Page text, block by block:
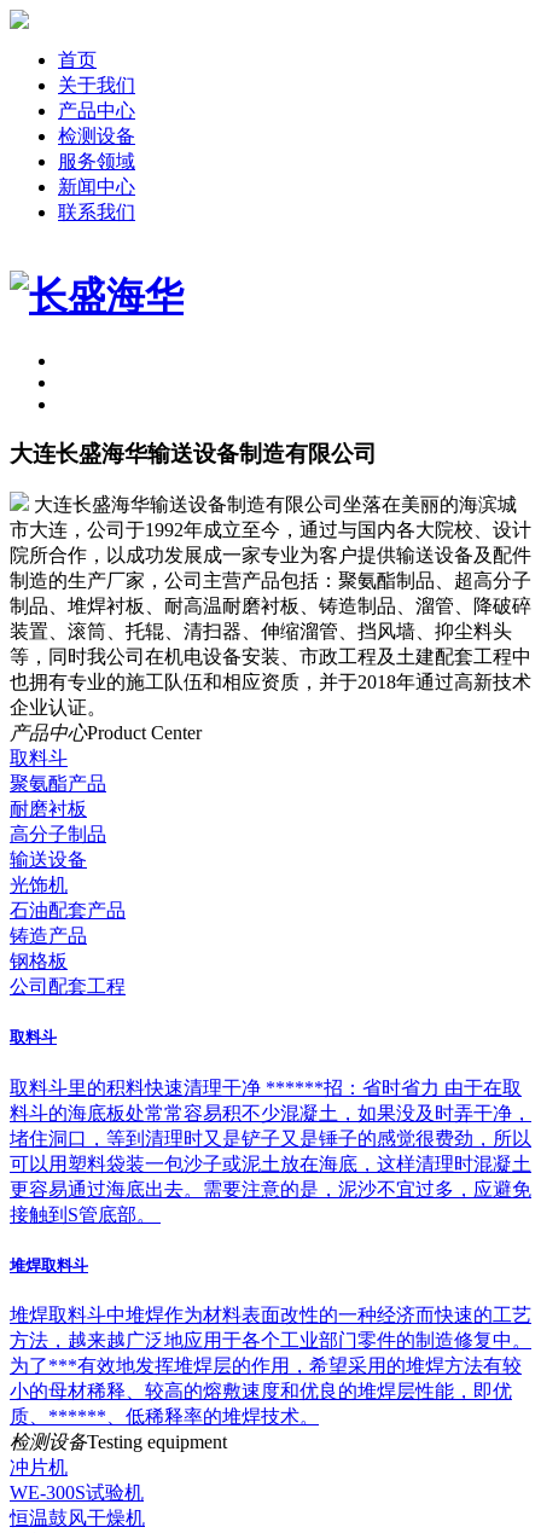
首页
关于我们
产品中心
检测设备
服务领域
新闻中心
联系我们
大连长盛海华输送设备制造有限公司
大连长盛海华输送设备制造有限公司坐落在美丽的海滨城
市大连，公司于1992年成立至今，通过与国内各大院校、设计
院所合作，以成功发展成一家专业为客户提供输送设备及配件
制造的生产厂家，公司主营产品包括：聚氨酯制品、超高分子
制品、堆焊衬板、耐高温耐磨衬板、铸造制品、溜管、降破碎
装置、滚筒、托辊、清扫器、伸缩溜管、挡风墙、抑尘料头
等，同时我公司在机电设备安装、市政工程及土建配套工程中
也拥有专业的施工队伍和相应资质，并于2018年通过高新技术
企业认证。
产品中心Product Center
取料斗
聚氨酯产品
耐磨衬板
高分子制品
输送设备
光饰机
石油配套产品
铸造产品
钢格板
公司配套工程
取料斗
取料斗里的积料快速清理干净 ******招：省时省力 由于在取
料斗的海底板处常常容易积不少混凝土，如果没及时弄干净，
堵住洞口，等到清理时又是铲子又是锤子的感觉很费劲，所以
可以用塑料袋装一包沙子或泥土放在海底，这样清理时混凝土
更容易通过海底出去。需要注意的是，泥沙不宜过多，应避免
接触到S管底部。
堆焊取料斗
堆焊取料斗中堆焊作为材料表面改性的一种经济而快速的工艺
方法，越来越广泛地应用于各个工业部门零件的制造修复中。
为了***有效地发挥堆焊层的作用，希望采用的堆焊方法有较
小的母材稀释、较高的熔敷速度和优良的堆焊层性能，即优
质、******、低稀释率的堆焊技术。
检测设备Testing equipment
冲片机
WE-300S试验机
恒温鼓风干燥机